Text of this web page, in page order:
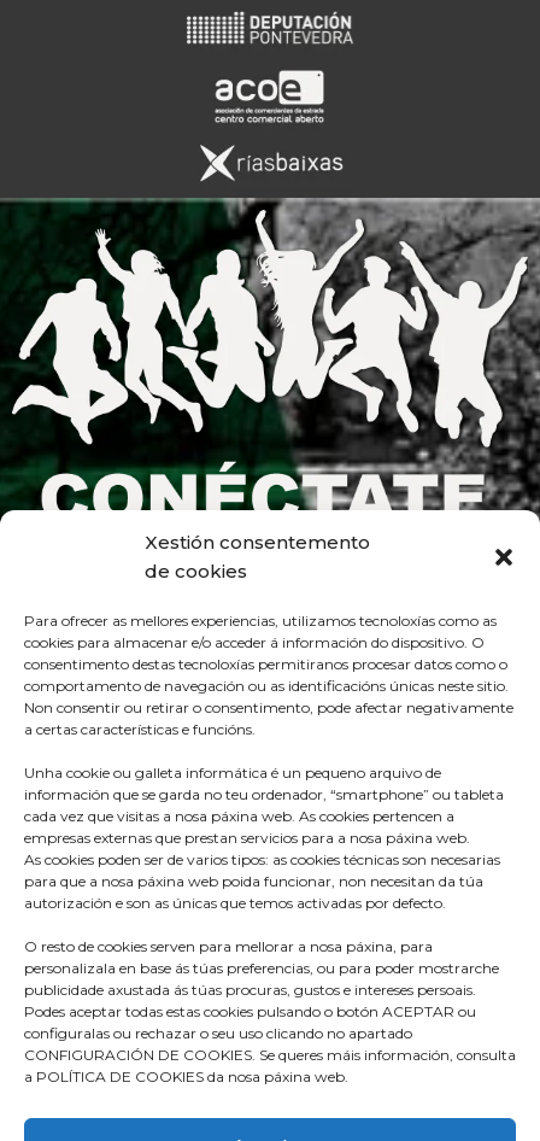
Xestión consentemento
de cookies
Para ofrecer as mellores experiencias, utilizamos tecnoloxías como as
cookies para almacenar e/o acceder á información do dispositivo. O
consentimento destas tecnoloxías permitiranos procesar datos como o
comportamento de navegación ou as identificacións únicas neste sitio.
Non consentir ou retirar o consentimento, pode afectar negativamente
a certas características e funcións.
Unha cookie ou galleta informática é un pequeno arquivo de
información que se garda no teu ordenador, “smartphone” ou tableta
cada vez que visitas a nosa páxina web. As cookies pertencen a
empresas externas que prestan servicios para a nosa páxina web.
As cookies poden ser de varios tipos: as cookies técnicas son necesarias
para que a nosa páxina web poida funcionar, non necesitan da túa
autorización e son as únicas que temos activadas por defecto.
O resto de cookies serven para mellorar a nosa páxina, para
personalizala en base ás túas preferencias, ou para poder mostrarche
publicidade axustada ás túas procuras, gustos e intereses persoais.
Podes aceptar todas estas cookies pulsando o botón ACEPTAR ou
configuralas ou rechazar o seu uso clicando no apartado
CONFIGURACIÓN DE COOKIES. Se queres máis información, consulta
a POLÍTICA DE COOKIES da nosa páxina web.
Praza do Concello s/n
Telf: 986570165
info@aestrada.gal